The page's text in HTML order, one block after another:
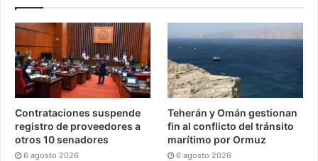
Contrataciones suspende
registro de proveedores a
otros 10 senadores
6 agosto 2026
Teherán y Omán gestionan
fin al conflicto del tránsito
marítimo por Ormuz
6 agosto 2026